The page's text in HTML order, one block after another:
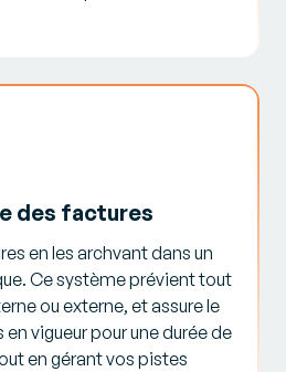
des factures
en les archvant dans un
Ce système prévient tout
ou externe, et assure le
vigueur pour une durée de
en gérant vos pistes